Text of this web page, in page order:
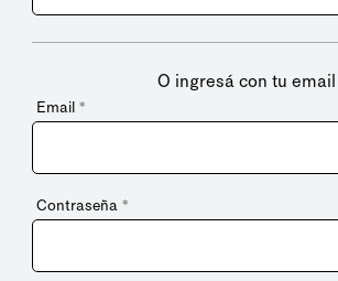
O ingresá con tu email
Email *
Contraseña *